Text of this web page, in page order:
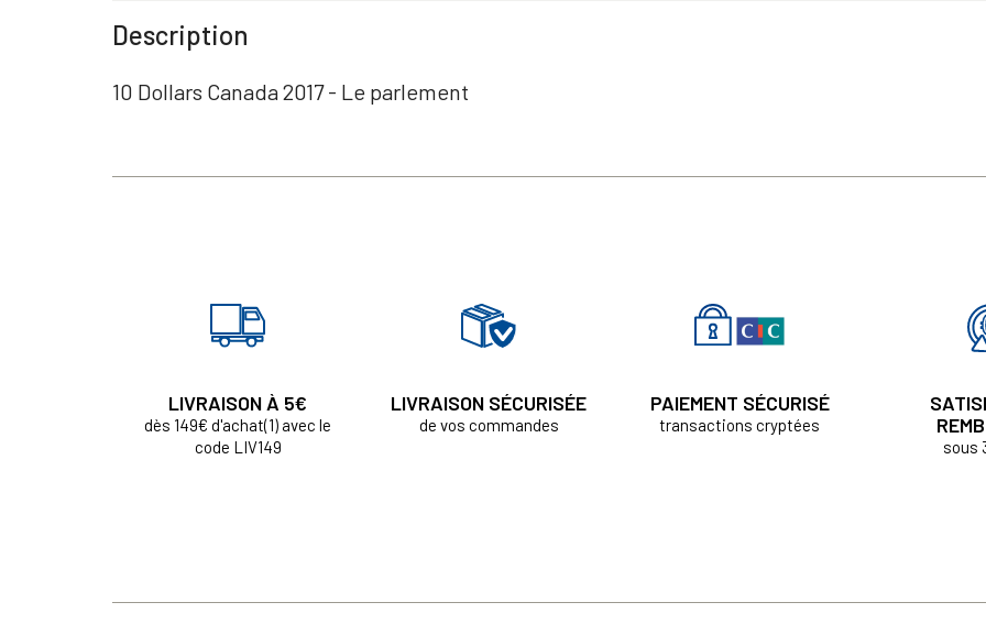
Description
10 Dollars Canada 2017 - Le parlement
LIVRAISON À 5€
dès 149€ d'achat(1) avec le
code LIV149
LIVRAISON SÉCURISÉE
de vos commandes
PAIEMENT SÉCURISÉ
transactions cryptées
sous